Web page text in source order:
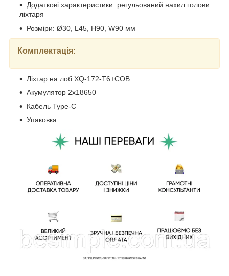
Додаткові характеристики: регульований нахил голови
ліхтаря
Розміри: Ø30, L45, H90, W90 мм
Комплектація:
Ліхтар на лоб XQ-172-T6+COB
Акумулятор 2x18650
Кабель Type-C
Упаковка